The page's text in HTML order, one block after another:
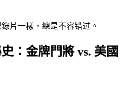
片一樣，總是不容错过。
：金牌門將 vs. 美國